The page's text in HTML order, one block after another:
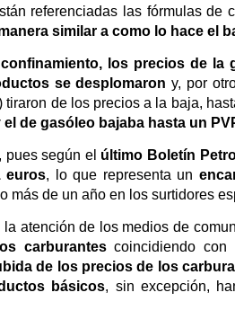
referenciadas las fórmulas
similar a como lo hace el
los precios de la
se desplomaron y, por
tiraron de los precios a la baja,
de gasóleo bajaba hasta un
pues según el último Boletín
euros, lo que representa un
más de un año en los surtidores
atención de los medios de
carburantescoincidiendo con
de los precios de los
básicos, sin excepción,